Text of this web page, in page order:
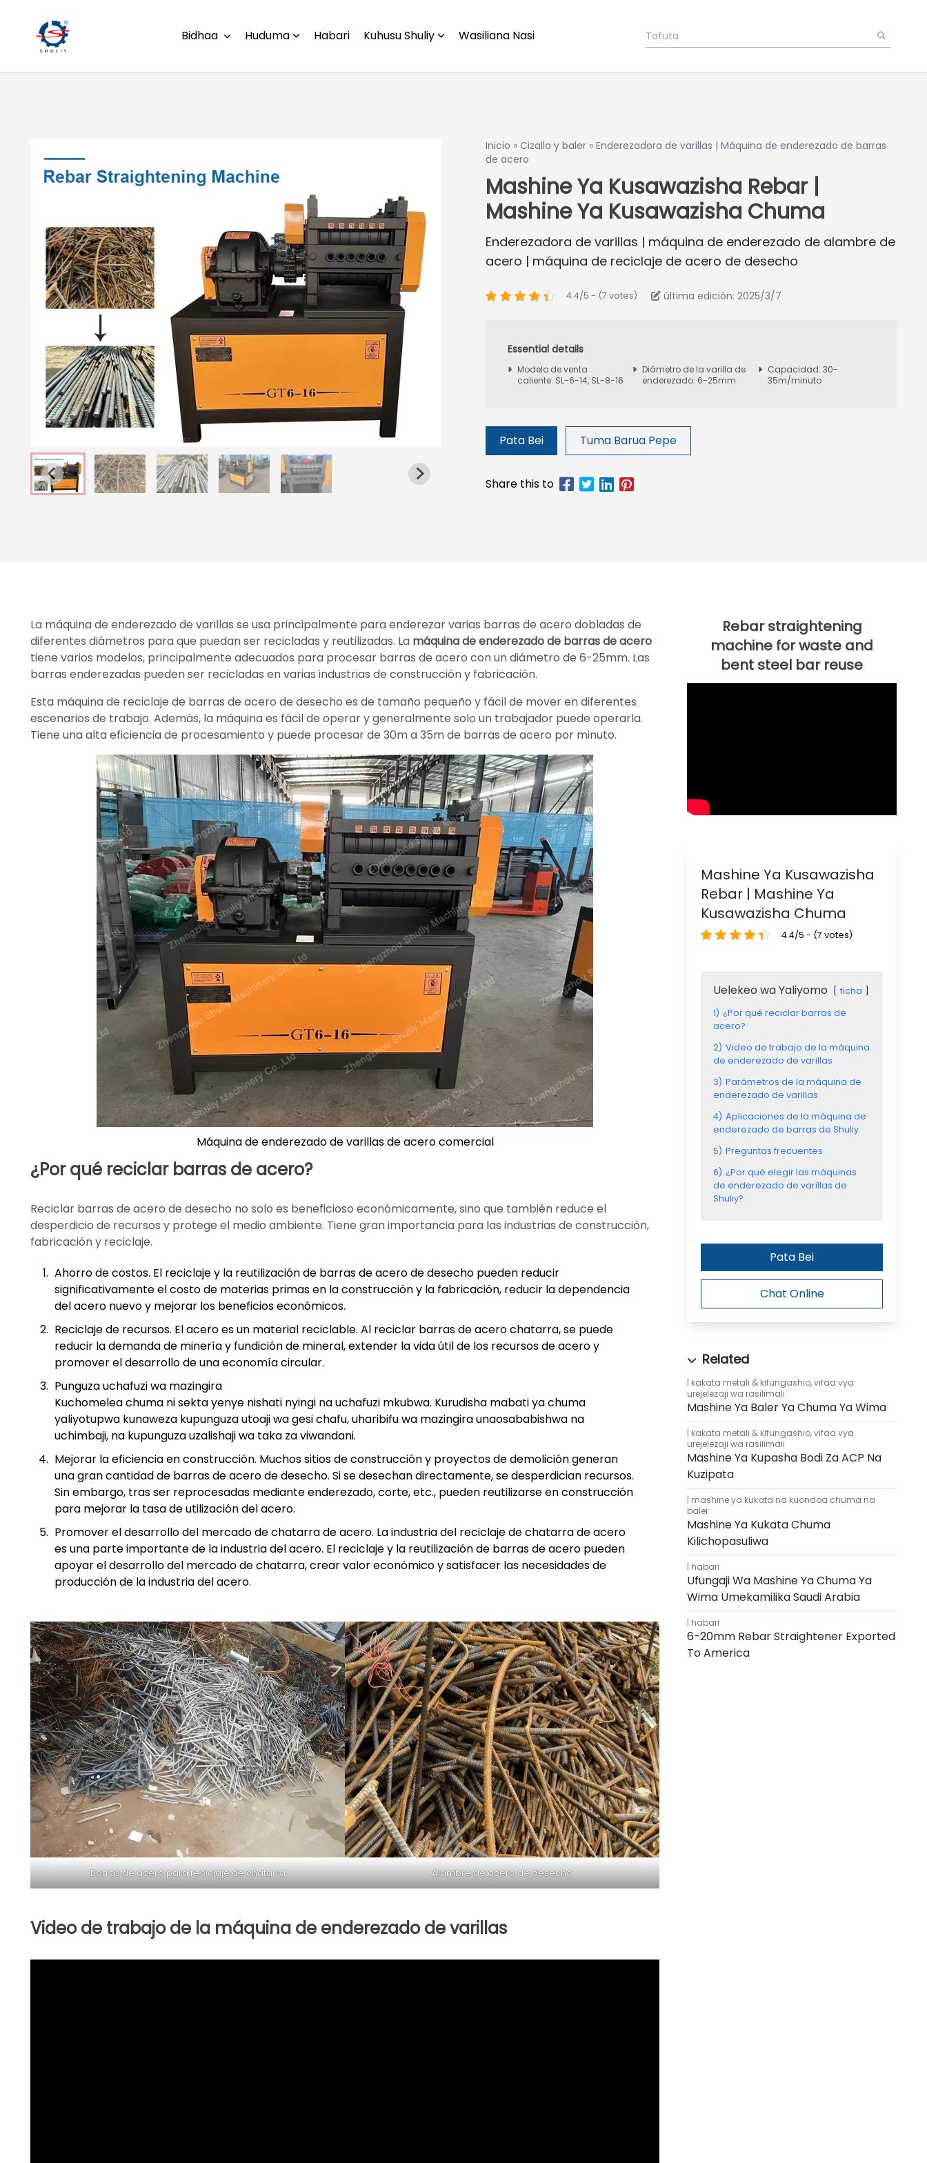
Bidhaa Huduma Habari Kuhusu Shuliy Wasiliana Nasi
Inicio » Cizalla y baler » Enderezadora de varillas | Máquina de enderezado de barras
de acero
Mashine Ya Kusawazisha Rebar |
Mashine Ya Kusawazisha Chuma
Enderezadora de varillas | máquina de enderezado de alambre de
acero | máquina de reciclaje de acero de desecho
4.4/5 - (7 votes) última edición: 2025/3/7
Modelo de venta
caliente: SL-6-14, SL-8-16
Diámetro de la varilla de
enderezado: 6-25mm
Capacidad: 30-
35m/minuto
Pata Bei Tuma Barua Pepe
La máquina de enderezado de varillas se usa principalmente para enderezar varias barras de acero dobladas de
diferentes diámetros para que puedan ser recicladas y reutilizadas. La máquina de enderezado de barras de acero
tiene varios modelos, principalmente adecuados para procesar barras de acero con un diámetro de 6-25mm. Las
barras enderezadas pueden ser recicladas en varias industrias de construcción y fabricación.
Esta máquina de reciclaje de barras de acero de desecho es de tamaño pequeño y fácil de mover en diferentes
escenarios de trabajo. Además, la máquina es fácil de operar y generalmente solo un trabajador puede operarla.
Tiene una alta eficiencia de procesamiento y puede procesar de 30m a 35m de barras de acero por minuto.
Máquina de enderezado de varillas de acero comercial
¿Por qué reciclar barras de acero?
Reciclar barras de acero de desecho no solo es beneficioso económicamente, sino que también reduce el
desperdicio de recursos y protege el medio ambiente. Tiene gran importancia para las industrias de construcción,
fabricación y reciclaje.
Ahorro de costos. El reciclaje y la reutilización de barras de acero de desecho pueden reducir
significativamente el costo de materias primas en la construcción y la fabricación, reducir la dependencia
del acero nuevo y mejorar los beneficios económicos.
Reciclaje de recursos. El acero es un material reciclable. Al reciclar barras de acero chatarra, se puede
reducir la demanda de minería y fundición de mineral, extender la vida útil de los recursos de acero y
promover el desarrollo de una economía circular.
Punguza uchafuzi wa mazingira
Kuchomelea chuma ni sekta yenye nishati nyingi na uchafuzi mkubwa. Kurudisha mabati ya chuma
yaliyotupwa kunaweza kupunguza utoaji wa gesi chafu, uharibifu wa mazingira unaosababishwa na
uchimbaji, na kupunguza uzalishaji wa taka za viwandani.
Mejorar la eficiencia en construcción. Muchos sitios de construcción y proyectos de demolición generan
una gran cantidad de barras de acero de desecho. Si se desechan directamente, se desperdician recursos.
Sin embargo, tras ser reprocesadas mediante enderezado, corte, etc., pueden reutilizarse en construcción
para mejorar la tasa de utilización del acero.
Promover el desarrollo del mercado de chatarra de acero. La industria del reciclaje de chatarra de acero
es una parte importante de la industria del acero. El reciclaje y la reutilización de barras de acero pueden
apoyar el desarrollo del mercado de chatarra, crear valor económico y satisfacer las necesidades de
producción de la industria del acero.
Barras de acero para reciclaje de chatarra Alambre de acero de desecho
Video de trabajo de la máquina de enderezado de varillas
Mashine Ya Kusawazisha
Rebar | Mashine Ya
Kusawazisha Chuma
4.4/5 - (7 votes)
Uelekeo wa Yaliyomo
ficha
1) ¿Por qué reciclar barras de
acero?
2) Video de trabajo de la máquina
de enderezado de varillas
3) Parámetros de la máquina de
enderezado de varillas
4) Aplicaciones de la máquina de
enderezado de barras de Shuliy
5) Preguntas frecuentes
6) ¿Por qué elegir las máquinas
de enderezado de varillas de
Shuliy?
Pata Bei
Chat Online
kakata metali & kifungashio,vifaa vya
urejelezaji wa rasilimali
Mashine Ya Baler Ya Chuma Ya Wima
kakata metali & kifungashio,vifaa vya
urejelezaji wa rasilimali
Mashine Ya Kupasha Bodi Za ACP Na
Kuzipata
mashine ya kukata na kuondoa chuma na
baler
Mashine Ya Kukata Chuma
Kilichopasuliwa
habari
Ufungaji Wa Mashine Ya Chuma Ya
Wima Umekamilika Saudi Arabia
habari
6-20mm Rebar Straightener Exported
To America